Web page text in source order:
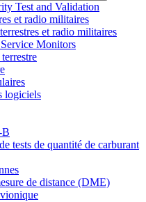
Test and Validation
et radio militaires
et radio militaires
Monitors
logiciels
B
tests de quantité de carburant
de distance (DME)